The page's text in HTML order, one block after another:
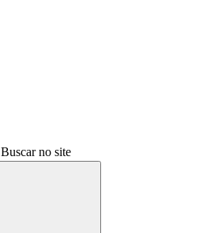
Buscar no site